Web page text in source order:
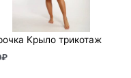
Крыло трикотаж
₽